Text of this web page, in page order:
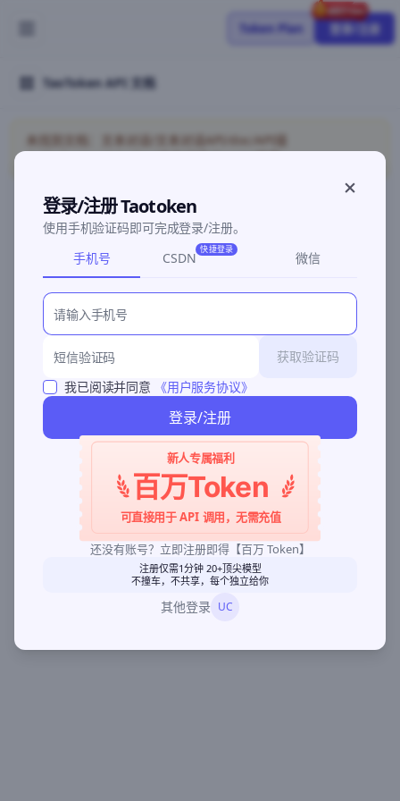
Token Plan 登录/注册
TaoToken API 文档
未找到文档：文本对话/文本对话API/doc/API接
©2026 深圳灵明智码科技有限公司粤ICP备2026096960号-3
登录/注册 Taotoken
使用手机验证码即可完成登录/注册。
手机号
CSDN
快捷登录
微信
获取验证码
我已阅读并同意
《用户服务协议》
登录/注册
新人专属福利
百万Token
可直接用于 API 调用，无需充值
还没有账号？立即注册即得【百万 Token】
注册仅需1分钟 20+顶尖模型
不撞车，不共享，每个独立给你
其他登录 UC